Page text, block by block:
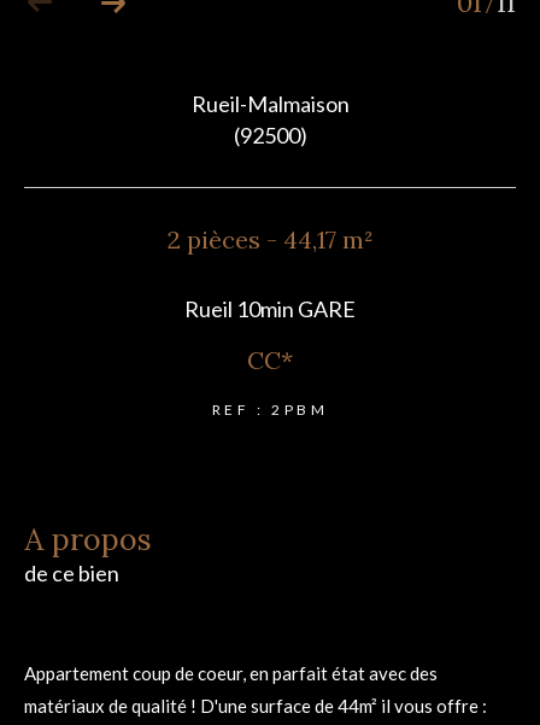
/
Rueil-Malmaison
(92500)
2 pièces - 44,17 m²
Rueil 10min GARE
CC*
REF : 2PBM
a propos
de ce bien
Appartement coup de coeur, en parfait état avec des
matériaux de qualité ! D'une surface de 44m² il vous offre :